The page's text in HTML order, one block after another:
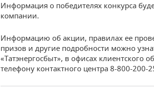
Информация о победителях конкурса
компании.
Информацию об акции, правилах ее
призов и другие подробности можно
«Татэнергосбыт», в офисах клиентского
телефону контактного центра 8-800-200-